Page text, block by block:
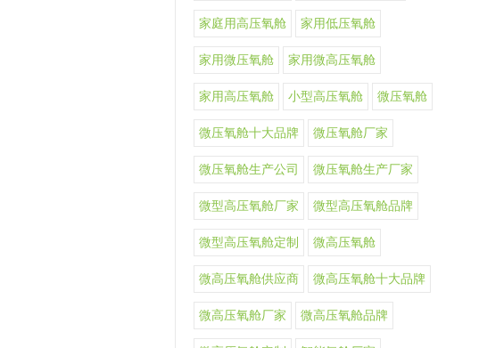
家庭用高压氧舱 家用低压氧舱
家用微压氧舱 家用微高压氧舱
家用高压氧舱 小型高压氧舱 微压氧舱
微压氧舱十大品牌 微压氧舱厂家
微压氧舱生产公司 微压氧舱生产厂家
微型高压氧舱厂家 微型高压氧舱品牌
微型高压氧舱定制 微高压氧舱
微高压氧舱供应商 微高压氧舱十大品牌
微高压氧舱厂家 微高压氧舱品牌